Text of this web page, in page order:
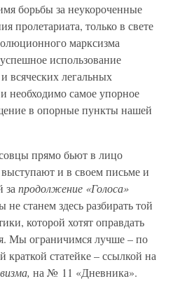
борьбы за неукороченные
пролетариата, только в свете
марксизма
использование
всяческих легальных
необходимо самое упорное
в опорные пункты нашей
прямо бьют в лицо
и в своем письме и
за продолжение «Голоса»
станем здесь разбирать той
которой хотят оправдать
Мы ограничимся лучше – по
краткой статейке – ссылкой на
на № 11 «Дневника».